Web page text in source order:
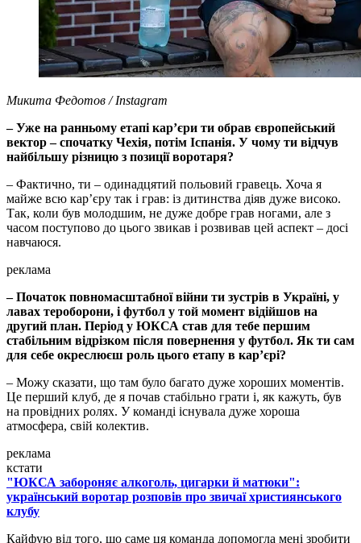
Микита Федотов / Instagram
– Уже на ранньому етапі кар’єри ти обрав європейський
вектор – спочатку Чехія, потім Іспанія. У чому ти відчув
найбільшу різницю з позиції воротаря?
– Фактично, ти – одинадцятий польовий гравець. Хоча я
майже всю кар’єру так і грав: із дитинства діяв дуже високо.
Так, коли був молодшим, не дуже добре грав ногами, але з
часом поступово до цього звикав і розвивав цей аспект – досі
навчаюся.
реклама
– Початок повномасштабної війни ти зустрів в Україні, у
лавах тероборони, і футбол у той момент відійшов на
другий план. Період у ЮКСА став для тебе першим
стабільним відрізком після повернення у футбол. Як ти сам
для себе окреслюєш роль цього етапу в кар’єрі?
– Можу сказати, що там було багато дуже хороших моментів.
Це перший клуб, де я почав стабільно грати і, як кажуть, був
на провідних ролях. У команді існувала дуже хороша
атмосфера, свій колектив.
реклама
кстати
"ЮКСА забороняє алкоголь, цигарки й матюки":
український воротар розповів про звичаї християнського
клубу
Кайфую від того, що саме ця команда допомогла мені зробити